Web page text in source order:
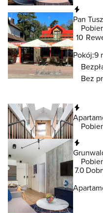
Pan
10
Pokój:9
Bez
7.0